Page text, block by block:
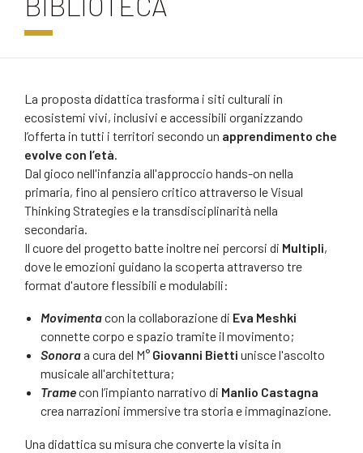
La proposta didattica trasforma i siti culturali in
ecosistemi vivi, inclusivi e accessibili organizzando
l’offerta in tutti i territori secondo un apprendimento che
evolve con l’età
Dal gioco nell'infanzia all'approccio hands-on nella
primaria, fino al pensiero critico attraverso le Visual
Thinking Strategies e la transdisciplinarità nella
secondaria.
Il cuore del progetto batte inoltre nei percorsi di Multipli,
dove le emozioni guidano la scoperta attraverso tre
format d'autore flessibili e modulabili:
Movimentacon la collaborazione di Eva Meshki
connette corpo e spazio tramite il movimento;
Sonora a cura del M° Giovanni Bietti unisce l'ascolto
musicale all'architettura;
Tramecon l’impianto narrativo di Manlio Castagna
crea narrazioni immersive tra storia e immaginazione.
Una didattica su misura che converte la visita in